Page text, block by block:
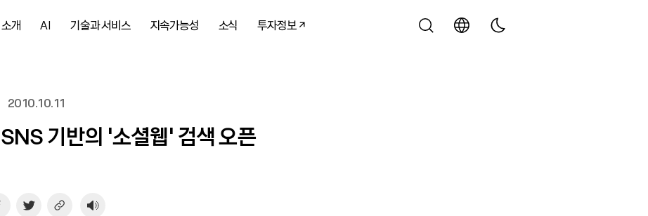
소개 AI 기술과 서비스 지속가능성 소식 투자정보
2010.10.11
기반의 '소셜웹' 검색 오픈